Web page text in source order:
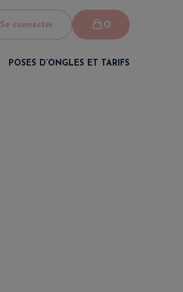
Se connecter 0
POSES D’ONGLES ET TARIFS